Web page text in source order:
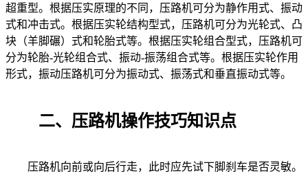
超重型。根据压实原理的不同，压路机可分为静作用式、振动
式和冲击式。根据压实轮结构型式，压路机可分为光轮式、凸
块（羊脚碾）式和轮胎式等。根据压实轮组合型式，压路机可
分为轮胎-光轮组合式、振动-振荡组合式等。根据压实轮作用
形式，振动压路机可分为振动式、振荡式和垂直振动式等。
二、压路机操作技巧知识点
压路机向前或向后行走，此时应先试下脚刹车是否灵敏。